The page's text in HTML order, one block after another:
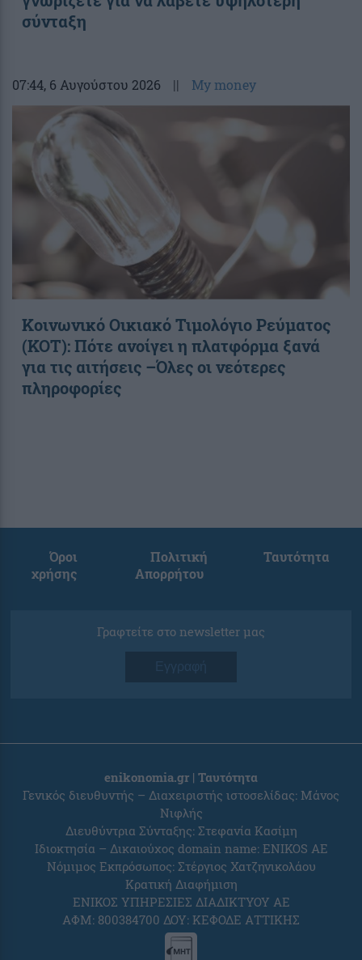
σύνταξη
07:44, 6 Αυγούστου 2026 || My money
Κοινωνικό Οικιακό Τιμολόγιο Ρεύματος
(ΚΟΤ): Πότε ανοίγει η πλατφόρμα ξανά
για τις αιτήσεις –Όλες οι νεότερες
πληροφορίες
Όροι
χρήσης
Πολιτική
Απορρήτου
Ταυτότητα
Γραφτείτε στο newsletter μας
Εγγραφή
enikonomia.gr | Ταυτότητα
Γενικός διευθυντής – Διαχειριστής ιστοσελίδας: Μάνος
Νιφλής
Διευθύντρια Σύνταξης: Στεφανία Κασίμη
Ιδιοκτησία – Δικαιούχος domain name: ENIKOS AE
Νόμιμος Εκπρόσωπος: Στέργιος Χατζηνικολάου
Κρατική Διαφήμιση
ΕΝΙΚΟΣ ΥΠΗΡΕΣΙΕΣ ΔΙΑΔΙΚΤΥΟΥ ΑΕ
ΑΦΜ: 800384700 ΔΟΥ: ΚΕΦΟΔΕ ΑΤΤΙΚΗΣ